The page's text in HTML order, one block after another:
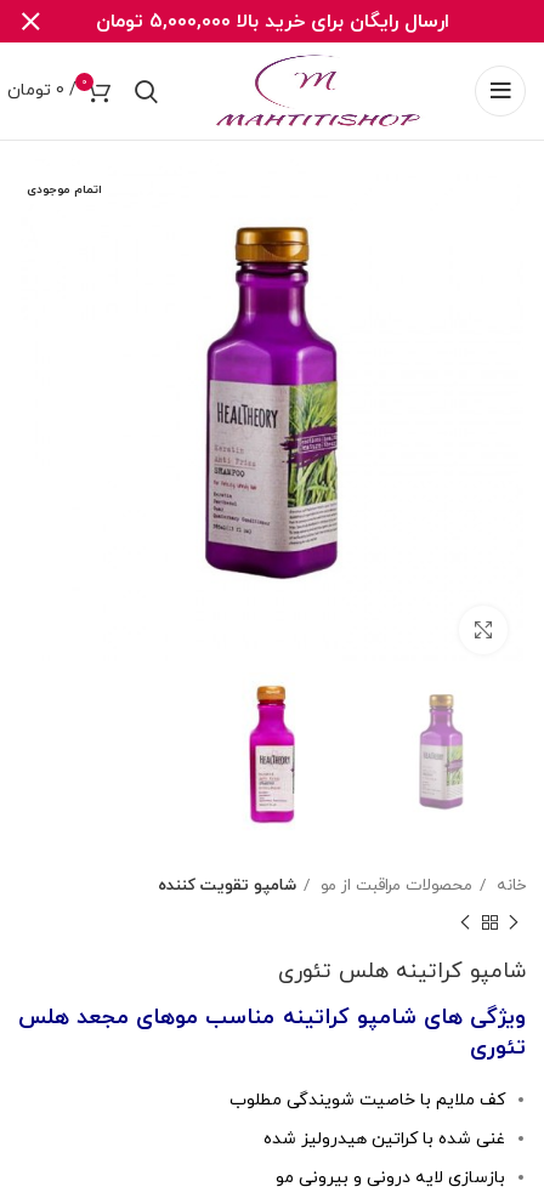
0
/
0 تومان
اتمام موجودی
خانه محصولات مراقبت از مو شامپو تقویت کننده
شامپو کراتینه هلس تئوری
ویژگی های شامپو کراتینه مناسب موهای مجعد هلس
تئوری
کف ملایم با خاصیت شویندگی مطلوب
غنی شده با کراتین هیدرولیز شده
بازسازی لایه درونی و بیرونی مو
ارسال رایگان برای خرید بالا 5,000,000 تومان